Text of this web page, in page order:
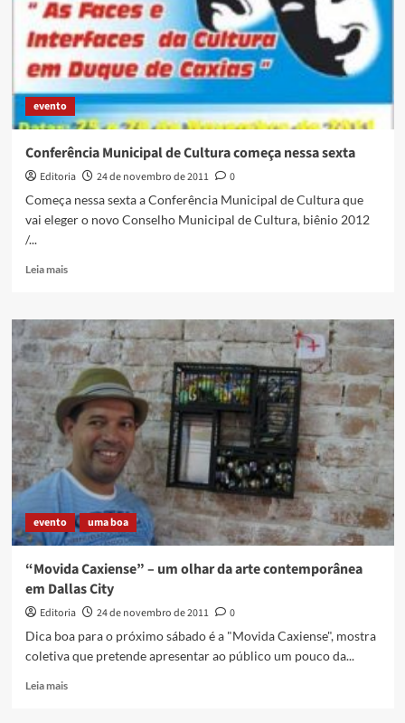
evento
Conferência Municipal de Cultura começa nessa sexta
Editoria 24 de novembro de 2011
0
Começa nessa sexta a Conferência Municipal de Cultura que
vai eleger o novo Conselho Municipal de Cultura, biênio 2012
/...
Leia maisRead
Conferência
Municipal
de
Cultura
começa
nessa
sexta
evento uma boa
“Movida Caxiense” – um olhar da arte contemporânea
em Dallas City
Editoria 24 de novembro de 2011
0
Dica boa para o próximo sábado é a "Movida Caxiense", mostra
coletiva que pretende apresentar ao público um pouco da...
Leia maisRead